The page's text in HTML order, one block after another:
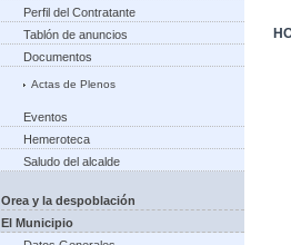
Perfil del Contratante
Tablón de anuncios
Documentos
Actas de Plenos
Eventos
Hemeroteca
Saludo del alcalde
Orea y la despoblación
El Municipio